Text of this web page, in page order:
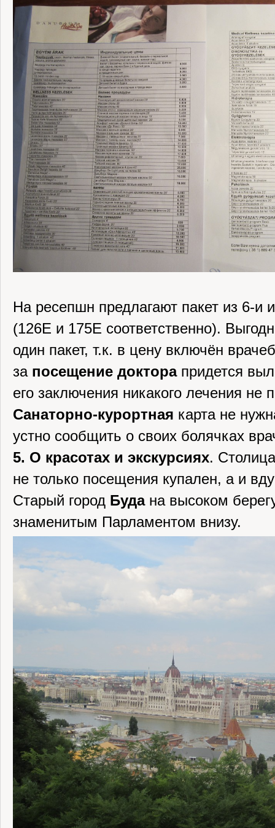
На ресепшн предлагают пакет из 6-и
(126Е и 175Е соответственно).
один пакет, т.к. в цену включён
за посещение докторапридется
его заключения никакого лечения не
Санаторно-курортная карта не
устно сообщить о своих болячках
5. О красотах и экскурсиях.
не только посещения купален, а и
Старый город Будана высоком
знаменитым Парламентом внизу.